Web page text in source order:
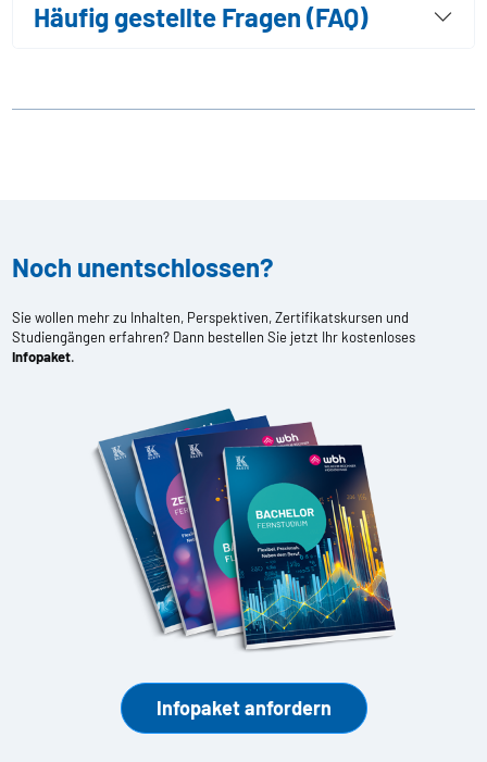
Häufig gestellte Fragen (FAQ)
Noch unentschlossen?
Sie wollen mehr zu Inhalten, Perspektiven, Zertifikatskursen und
Studiengängen erfahren? Dann bestellen Sie jetzt Ihr kostenloses
Infopaket.
Infopaket anfordern